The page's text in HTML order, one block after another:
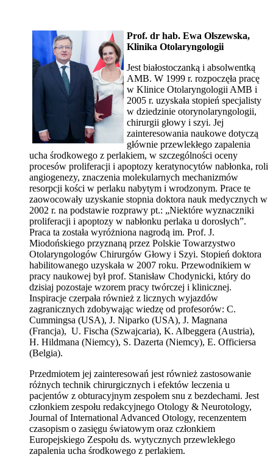
Prof. dr hab. Ewa Olszewska,
Klinika Otolaryngologii
Jest białostoczanką i absolwentką
AMB. W 1999 r. rozpoczęła pracę
w Klinice Otolaryngologii AMB i
2005 r. uzyskała stopień specjalisty
w dziedzinie otorynolaryngologii,
chirurgii głowy i szyi. Jej
zainteresowania naukowe dotyczą
głównie przewlekłego zapalenia
ucha środkowego z perlakiem, w szczególności oceny
procesów proliferacji i apoptozy keratynocytów nabłonka, roli
angiogenezy, znaczenia molekularnych mechanizmów
resorpcji kości w perlaku nabytym i wrodzonym. Prace te
zaowocowały uzyskanie stopnia doktora nauk medycznych w
2002 r. na podstawie rozprawy pt.: „Niektóre wyznaczniki
proliferacji i apoptozy w nabłonku perlaka u dorosłych”.
Praca ta została wyróżniona nagrodą im. Prof. J.
Miodońskiego przyznaną przez Polskie Towarzystwo
Otolaryngologów Chirurgów Głowy i Szyi. Stopień doktora
habilitowanego uzyskała w 2007 roku. Przewodnikiem w
pracy naukowej był prof. Stanisław Chodynicki, który do
dzisiaj pozostaje wzorem pracy twórczej i klinicznej.
Inspiracje czerpała również z licznych wyjazdów
zagranicznych zdobywając wiedzę od profesorów: C.
Cummingsa (USA), J. Niparko (USA), J. Magnana
(Francja), U. Fischa (Szwajcaria), K. Albeggera (Austria),
H. Hildmana (Niemcy), S. Dazerta (Niemcy), E. Officiersa
(Belgia).
Przedmiotem jej zainteresowań jest również zastosowanie
różnych technik chirurgicznych i efektów leczenia u
pacjentów z obturacyjnym zespołem snu z bezdechami. Jest
członkiem zespołu redakcyjnego Otology & Neurotology,
Journal of International Advanced Otology, recenzentem
czasopism o zasięgu światowym oraz członkiem
Europejskiego Zespołu ds. wytycznych przewlekłego
zapalenia ucha środkowego z perlakiem.